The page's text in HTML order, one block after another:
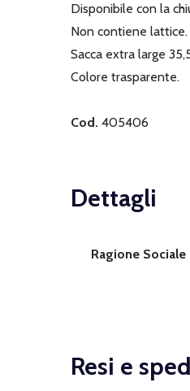
Disponibile con la
Non contiene lattice.
Sacca extra large
Colore trasparente.
Cod. 405406
Dettagli
Ragione Sociale
Resi e